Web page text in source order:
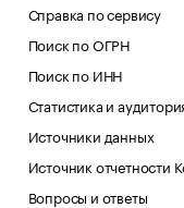
Справка по сервису
Поиск по ОГРН
Поиск по ИНН
Статистика и
Источники данных
Источник отчетности
Вопросы и ответы